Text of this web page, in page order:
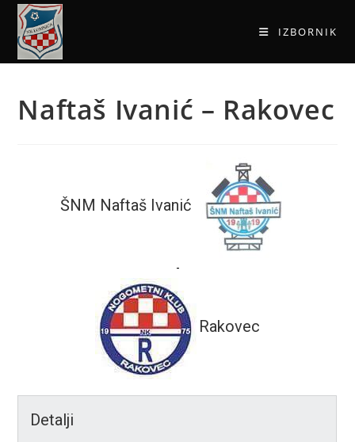
IZBORNIK
Naftaš Ivanić – Rakovec
ŠNM Naftaš Ivanić
-
Rakovec
Detalji